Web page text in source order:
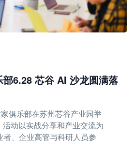
6.28 芯谷 AI 沙龙圆满落
俱乐部在苏州芯谷产业园举
动以实战分享和产业交流为
、企业高管与科研人员参